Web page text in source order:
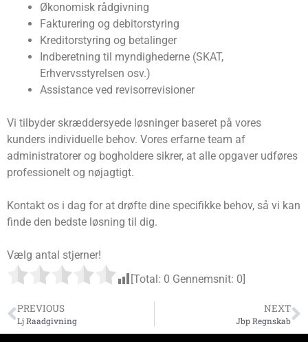
Økonomisk rådgivning
Fakturering og debitorstyring
Kreditorstyring og betalinger
Indberetning til myndighederne (SKAT,
Erhvervsstyrelsen osv.)
Assistance ved revisorrevisioner
Vi tilbyder skræddersyede løsninger baseret på vores
kunders individuelle behov. Vores erfarne team af
administratorer og bogholdere sikrer, at alle opgaver udføres
professionelt og nøjagtigt.
Kontakt os i dag for at drøfte dine specifikke behov, så vi kan
finde den bedste løsning til dig.
Vælg antal stjerner!
[Total: 0 Gennemsnit: 0
PREVIOUS
Lj Raadgivning
NEXT
Jbp Regnskab